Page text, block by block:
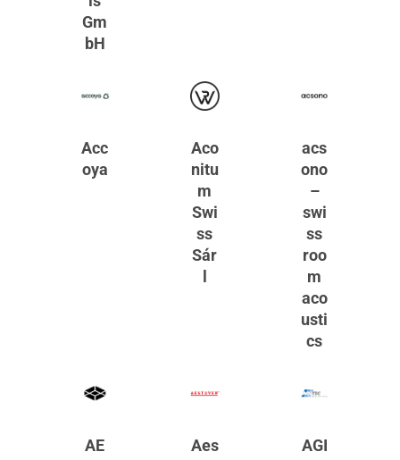
Gm
bH
Acc
oya
Aco
nitu
m
Swi
ss
Sár
acs
ono
–
swi
ss
roo
m
aco
usti
cs
AE
Aes
AGI